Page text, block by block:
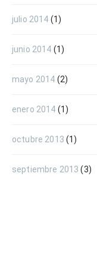
julio 2014 (1)
junio 2014 (1)
mayo 2014 (2)
enero 2014 (1)
octubre 2013 (1)
septiembre 2013 (3)